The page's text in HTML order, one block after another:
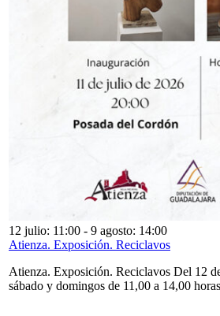
12 julio: 11:00 - 9 agosto: 14:00
Atienza. Exposición. Reciclavos
Atienza. Exposición. Reciclavos Del 12
sábado y domingos de 11,00 a 14,00